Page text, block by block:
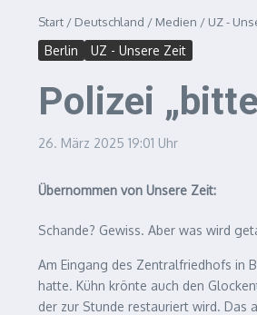
Start / Deutschland / Medien / UZ -
Berlin UZ - Unsere Zeit
Polizei
26. März 2025 19:01 Uhr
Übernommen von Unsere Zeit:
Schande? Gewiss. Aber was wird
Am Eingang des Zentralfriedhofs in
hatte. Kühn krönte auch den
der zur Stunde restauriert wird. Das